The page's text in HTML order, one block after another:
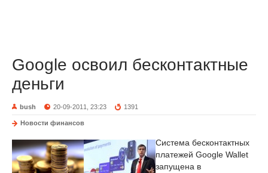
Google освоил бесконтактные
деньги
bush 20-09-2011, 23:23 1391
Новости финансов
Система бесконтактных
платежей Google Wallet
запущена в